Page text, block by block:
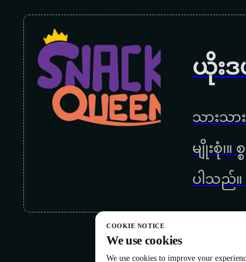
ယိုး
သားသာ
မျိုးစုံ၊
ပါသည်။
COOKIE NOTICE
We use cookies
We use cookies to improve your